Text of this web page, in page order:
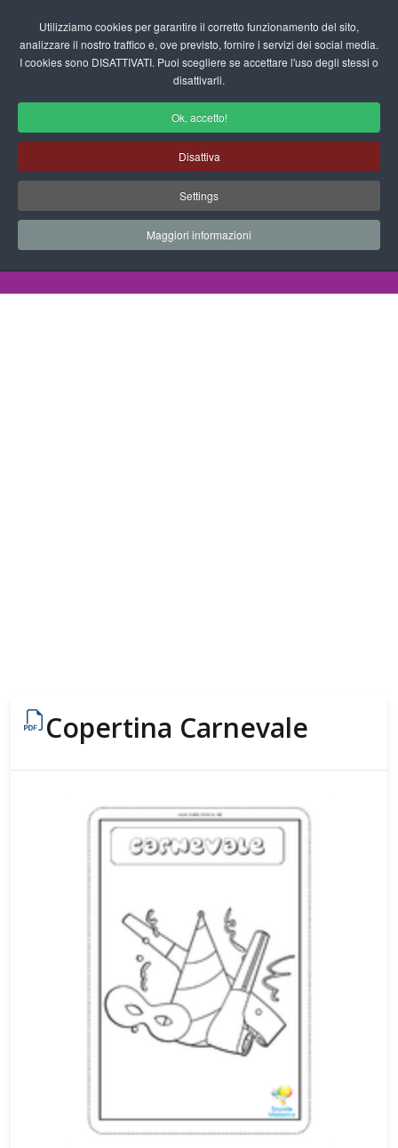
Utilizziamo cookies per garantire il corretto funzionamento del sito,
analizzare il nostro traffico e, ove previsto, fornire i servizi dei social media.
I cookies sono DISATTIVATI. Puoi scegliere se accettare l'uso degli stessi o
disattivarli.
Ok, accetto!
Disattiva
Settings
Maggiori informazioni
fas
Disegni da Colorare Festività
Progetti Didattici, Disegni, Schede
Didattiche e tanto altro ancora.
Disegni da Colorare
Copertina Carnevale